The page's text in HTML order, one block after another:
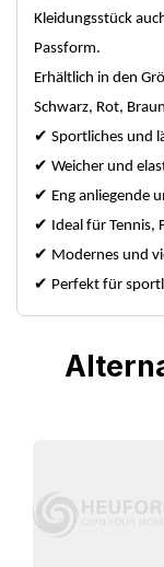
Kleidungsstück
Passform.
Erhältlich in den
Schwarz, Rot,
✔ Sportliches und
✔ Weicher und
✔ Eng anliegende
✔ Ideal für Tennis,
✔ Modernes und
✔ Perfekt für